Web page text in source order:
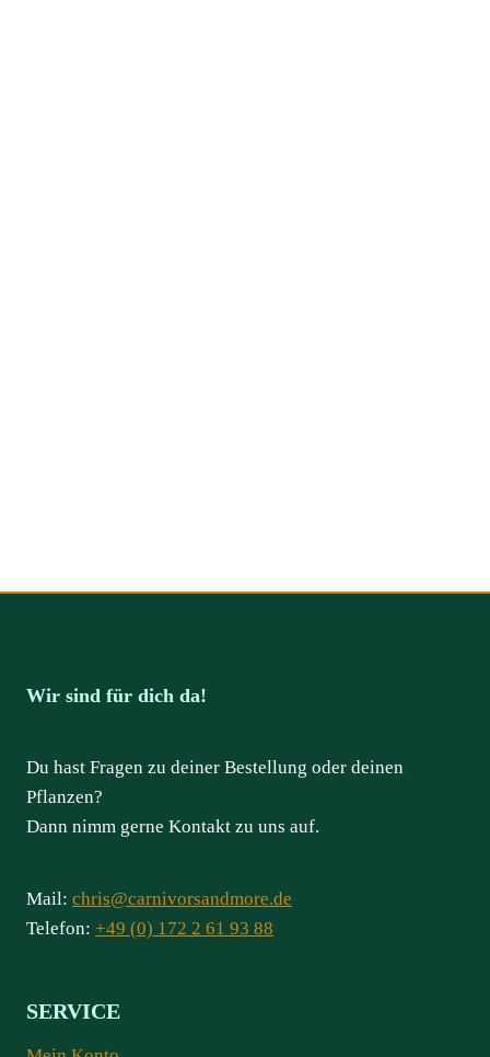
Wir sind für dich da!
Du hast Fragen zu deiner Bestellung oder deinen
Pflanzen?
Dann nimm gerne Kontakt zu uns auf.
Mail: chris@carnivorsandmore.de
Telefon: +49 (0) 172 2 61 93 88
SERVICE